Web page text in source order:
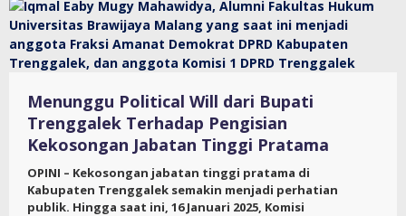
Menunggu Political Will dari Bupati
Trenggalek Terhadap Pengisian
Kekosongan Jabatan Tinggi Pratama
OPINI – Kekosongan jabatan tinggi pratama di
Kabupaten Trenggalek semakin menjadi perhatian
publik. Hingga saat ini, 16 Januari 2025, Komisi